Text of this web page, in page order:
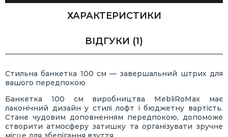
ХАРАКТЕРИСТИКИ
ВІДГУКИ (1)
Стильна банкетка 100 см — завершальний штрих для
вашого передпокою
Банкетка 100 см виробництва MebliRoMax має
лаконічний дизайн у стилі лофт і бюджетну вартість.
Стане чудовим доповненням передпокою, допоможе
створити атмосферу затишку та організувати зручне